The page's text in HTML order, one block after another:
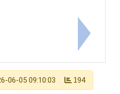
國民及學前教育署辦理115年度
下一筆：
06-05 09:10:03 194